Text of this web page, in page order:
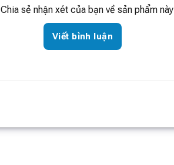
Chia sẻ nhận xét của bạn về sản phẩm này
Viết bình luận